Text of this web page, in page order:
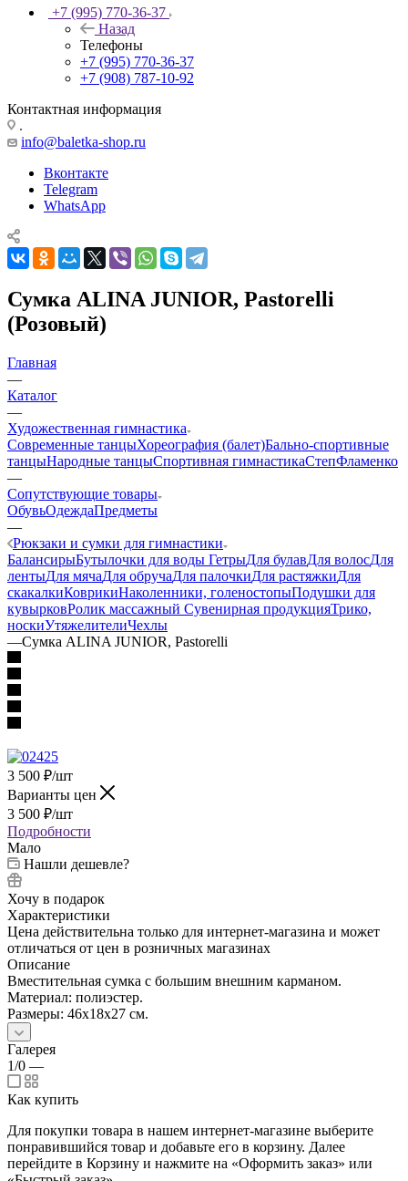
+7 (995) 770-36-37
Назад
Телефоны
+7 (995) 770-36-37
+7 (908) 787-10-92
Контактная информация
.
info@baletka-shop.ru
Вконтакте
Telegram
WhatsApp
Сумка АLINA JUNIOR, Pastorelli
(Розовый)
Главная
—
Каталог
—
Художественная гимнастика
Современные танцыХореография (балет)Бально-спортивные
танцыНародные танцыСпортивная гимнастикаСтепФламенко
—
Сопутствующие товары
ОбувьОдеждаПредметы
—
Рюкзаки и сумки для гимнастики
БалансирыБутылочки для воды ГетрыДля булавДля волосДля
лентыДля мячаДля обручаДля палочкиДля растяжкиДля
скакалкиКоврикиНаколенники, голеностопыПодушки для
кувырковРолик массажный Сувенирная продукцияТрико,
носкиУтяжелителиЧехлы
—Сумка АLINA JUNIOR, Pastorelli
3 500 ₽/шт
Варианты цен
3 500 ₽/шт
Подробности
Мало
Нашли дешевле?
Хочу в подарок
Характеристики
Цена действительна только для интернет-магазина и может
отличаться от цен в розничных магазинах
Описание
Вместительная сумка с большим внешним карманом.
Материал: полиэстер.
Pазмеры: 46x18x27 cм.
Галерея
1/0 —
Как купить
Для покупки товара в нашем интернет-магазине выберите
понравившийся товар и добавьте его в корзину. Далее
перейдите в Корзину и нажмите на «Оформить заказ» или